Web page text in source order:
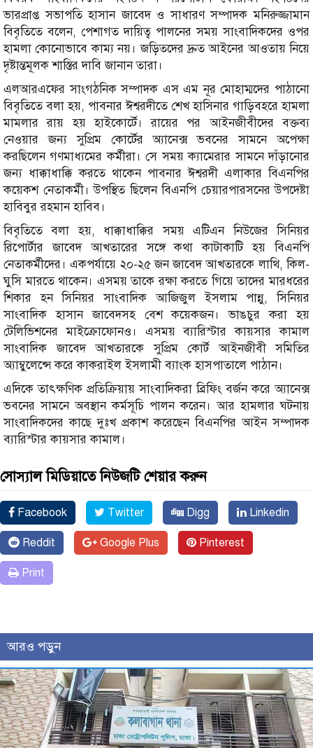
ভারপ্রাপ্ত সভাপতি হাসান জাবেদ ও সাধারণ সম্পাদক মনিরুজ্জামান
বিবৃতিতে বলেন, পেশাগত দায়িত্ব পালনের সময় সাংবাদিকদের ওপর
হামলা কোনোভাবে কাম্য নয়। জড়িতদের দ্রুত আইনের আওতায় নিয়ে
দৃষ্টান্তমূলক শাস্তির দাবি জানান তারা।
এলআরএফের সাংগঠনিক সম্পাদক এস এম নূর মোহাম্মদের পাঠানো
বিবৃতিতে বলা হয়, পাবনার ঈশ্বরদীতে শেখ হাসিনার গাড়িবহরে হামলা
মামলার রায় হয় হাইকোর্টে। রায়ের পর আইনজীবীদের বক্তব্য
নেওয়ার জন্য সুপ্রিম কোর্টের অ্যানেক্স ভবনের সামনে অপেক্ষা
করছিলেন গণমাধ্যমের কর্মীরা। সে সময় ক্যামেরার সামনে দাঁড়ানোর
জন্য ধাক্কাধাক্কি করতে থাকেন পাবনার ঈশ্বরদী এলাকার বিএনপির
কয়েকশ নেতাকর্মী। উপস্থিত ছিলেন বিএনপি চেয়ারপারসনের উপদেষ্টা
হাবিবুর রহমান হাবিব।
বিবৃতিতে বলা হয়, ধাক্কাধাক্কির সময় এটিএন নিউজের সিনিয়র
রিপোর্টার জাবেদ আখতারের সঙ্গে কথা কাটাকাটি হয় বিএনপি
নেতাকর্মীদের। একপর্যায়ে ২০-২৫ জন জাবেদ আখতারকে লাথি, কিল-
ঘুসি মারতে থাকেন। এসময় তাকে রক্ষা করতে গিয়ে তাদের মারধরের
শিকার হন সিনিয়র সাংবাদিক আজিজুল ইসলাম পান্নু, সিনিয়র
সাংবাদিক হাসান জাবেদসহ বেশ কয়েকজন। ভাঙচুর করা হয়
টেলিভিশনের মাইক্রোফোনও। এসময় ব্যারিস্টার কায়সার কামাল
সাংবাদিক জাবেদ আখতারকে সুপ্রিম কোর্ট আইনজীবী সমিতির
অ্যাম্বুলেন্সে করে কাকরাইল ইসলামী ব্যাংক হাসপাতালে পাঠান।
এদিকে তাৎক্ষণিক প্রতিক্রিয়ায় সাংবাদিকরা ব্রিফিং বর্জন করে অ্যানেক্স
ভবনের সামনে অবস্থান কর্মসূচি পালন করেন। আর হামলার ঘটনায়
সাংবাদিকদের কাছে দুঃখ প্রকাশ করেছেন বিএনপির আইন সম্পাদক
ব্যারিস্টার কায়সার কামাল।
সোস্যাল মিডিয়াতে নিউজটি শেয়ার করুন
Facebook Twitter Digg Linkedin
Reddit Google Plus Pinterest
Print
আরও পড়ুন